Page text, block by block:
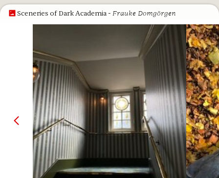
Sceneries of Dark Academia - Frauke Domgörgen